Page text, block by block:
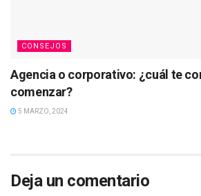
CONSEJOS
Agencia o corporativo: ¿cuál te
comenzar?
5 MARZO, 2024
Deja un comentario